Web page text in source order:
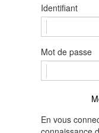
Identifiant
Mot de passe
En vous